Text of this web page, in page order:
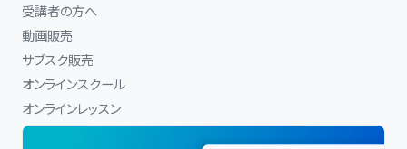
受講者の方へ
動画販売
サブスク販売
オンラインスクール
オンラインレッスン